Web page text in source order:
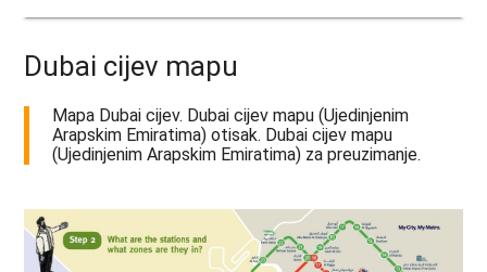
Dubai cijev mapu
Mapa Dubai cijev. Dubai cijev mapu (Ujedinjenim
Arapskim Emiratima) otisak. Dubai cijev mapu
(Ujedinjenim Arapskim Emiratima) za preuzimanje.